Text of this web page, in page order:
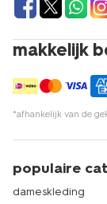
makkelijk
*afhankelijk van de
populaire
dameskleding